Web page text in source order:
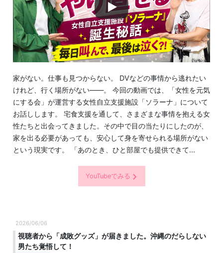
家がない。仕事も見つからない。 DVなどの事情から逃れたい
けれど、行く場所がない――。 今回の動画では、「女性を元気
にする会」が運営する女性自立支援施設「ソラーナ」について
お話しします。 宅食支援を通して、さまざまな事情を抱える女
性たちと出会ってきました。その中で目の当たりにしたのが、
家を出る必要があっても、安心して身を寄せられる場所がない
という現実です。 「あのとき、ひと部屋でも提供できて...
YouTubeでみる
2026/06/06
視聴者から「成敗グッズ」が届きました。沖縄のだらしない
男たち覚悟して！